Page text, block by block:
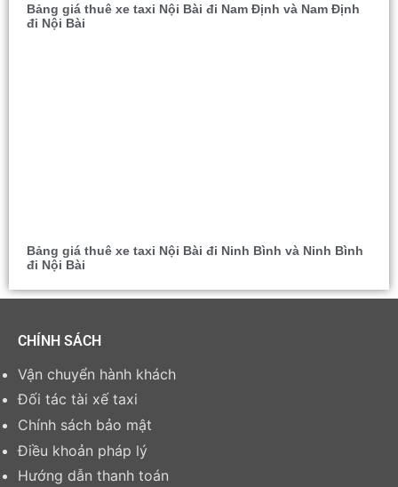
Bảng giá thuê xe taxi Nội Bài đi Nam Định và Nam Định
đi Nội Bài
Bảng giá thuê xe taxi Nội Bài đi Ninh Bình và Ninh Bình
đi Nội Bài
CHÍNH SÁCH
Vận chuyển hành khách
Đối tác tài xế taxi
Chính sách bảo mật
Điều khoản pháp lý
Hướng dẫn thanh toán